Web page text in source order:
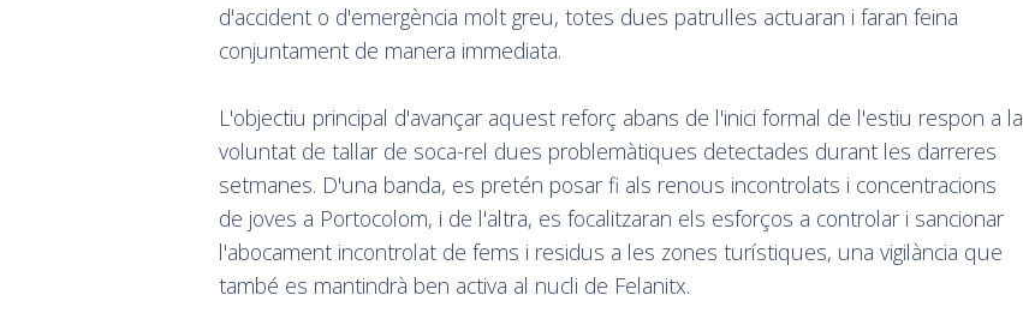
d'accident o d'emergència molt greu, totes dues patrulles actuaran i faran feina
conjuntament de manera immediata.
L'objectiu principal d'avançar aquest reforç abans de l'inici formal de l'estiu respon a la
voluntat de tallar de soca-rel dues problemàtiques detectades durant les darreres
setmanes. D'una banda, es pretén posar fi als renous incontrolats i concentracions
de joves a Portocolom, i de l'altra, es focalitzaran els esforços a controlar i sancionar
l'abocament incontrolat de fems i residus a les zones turístiques, una vigilància que
també es mantindrà ben activa al nucli de Felanitx.